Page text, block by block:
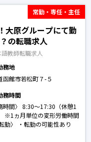
常勤・専任・主任
大原グループにて勤
の転職求人
教師転職求人
務地
函館市若松町７-５
務時間
時間〉 8:30～17:30（休憩1
※1ヵ月単位の変形労働時間
勤〉 ・転勤の可能性あり